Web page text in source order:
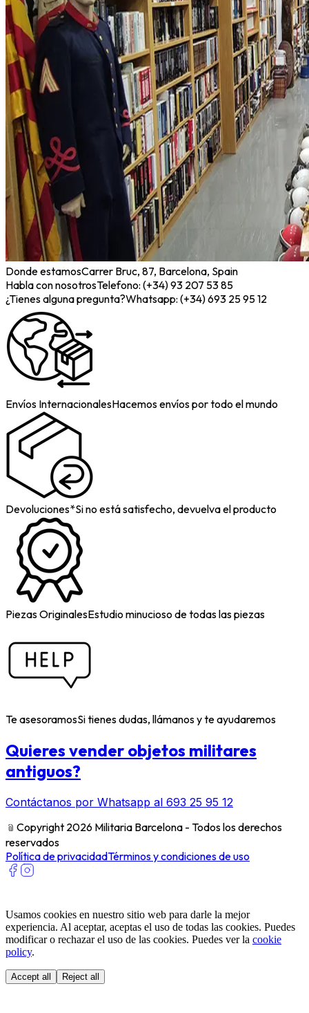
Donde estamosCarrer Bruc, 87, Barcelona, Spain
Habla con nosotrosTelefono: (+34) 93 207 53 85
¿Tienes alguna pregunta?Whatsapp: (+34) 693 25 95 12
Envíos InternacionalesHacemos envíos por todo el mundo
Devoluciones*Si no está satisfecho, devuelva el producto
Piezas OriginalesEstudio minucioso de todas las piezas
Te asesoramosSi tienes dudas, llámanos y te ayudaremos
Quieres vender objetos militares
antiguos?
Contáctanos por Whatsapp al 693 25 95 12
﹫ Copyright 2026 Militaria Barcelona - Todos los derechos
reservados
Política de privacidadTérminos y condiciones de uso
Usamos cookies en nuestro sitio web para darle la mejor
experiencia. Al aceptar, aceptas el uso de todas las cookies. Puedes
modificar o rechazar el uso de las cookies. Puedes ver la cookie
policy.
Accept all Reject all